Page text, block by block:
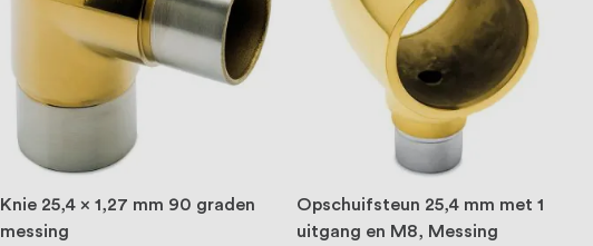
Knie 25,4 x 1,27 mm 90 graden
messing
Opschuifsteun 25,4 mm met 1
uitgang en M8, Messing